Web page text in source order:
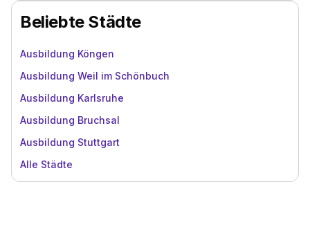
Beliebte Städte
Ausbildung Köngen
Ausbildung Weil im Schönbuch
Ausbildung Karlsruhe
Ausbildung Bruchsal
Ausbildung Stuttgart
Alle Städte